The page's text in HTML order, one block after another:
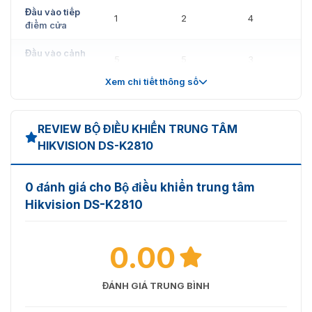
Đầu vào tiếp
điểm cửa
1 2 4
Đầu vào cảnh
5 5 3
TAMPER 1 1
RS-485 1 1 1
Wiegand
2,
Wiegand
4,
4,
Xem chi tiết thông số
REVIEW BỘ ĐIỀU KHIỂN TRUNG TÂM
HIKVISION DS-K2810
0 đánh giá cho Bộ điều khiển trung tâm
Hikvision DS-K2810
0.00
ĐÁNH GIÁ TRUNG BÌNH